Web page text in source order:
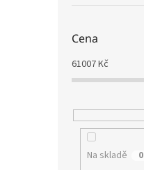
Cena
61007Kč
Na skladě 0